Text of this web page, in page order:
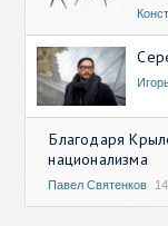
Благодаря
национализма
Павел Святенков